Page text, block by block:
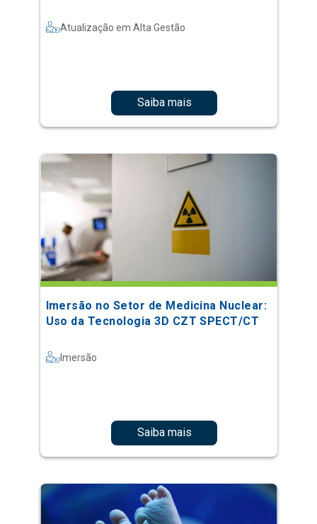
Atualização em Alta Gestão
Saiba mais
Imersão no Setor de Medicina Nuclear:
Uso da Tecnologia 3D CZT SPECT/CT
Imersão
Saiba mais